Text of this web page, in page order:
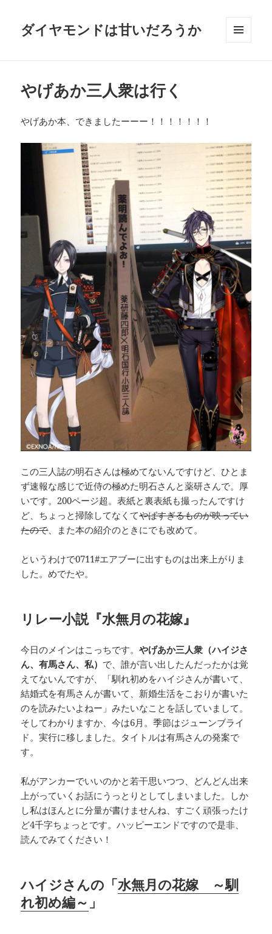
ダイヤモンドは甘いだろうか
やげあか三人衆は行く
やげあか本、できましたーーー！！！！！！！
この三人誌の明石さんは極めてないんですけど、ひとま
ず速報な感じで近侍の極めた明石さんと薬研さんで。厚
いです。200ページ超。表紙と裏表紙も撮ったんですけ
ど、ちょっと掃除してなくてやばすぎるものが映ってい
たので、また本の紹介のときにでも改めて。
というわけで0711#エアブーに出すものは出来上がりま
した。めでたや。
リレー小説『水無月の花嫁』
今日のメインはこっちです。やげあか三人衆（ハイジさ
ん、有馬さん、私） で、誰が言い出したんだったかは覚
えてないんですが、「馴れ初めをハイジさんが書いて、
結婚式を有馬さんが書いて、新婚生活をこおりが書いた
のを読みたいよねー」みたいなことを話していまして。
そしてわかりますか、今は6月。季節はジューンブライ
ド。実行に移しました。タイトルは有馬さんの発案で
す。
私がアンカーでいいのかと若干思いつつ、どんどん出来
上がっていくお話にうっとりとしてしまいました。しか
し私はほんとに分量が書けませんね、すごく頑張ったけ
ど4千字ちょっとです。ハッピーエンドですので是非、
読んでみてください！
ハイジさんの「水無月の花嫁 ～馴
れ初め編～ 」